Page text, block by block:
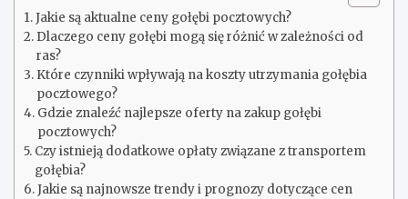
Jakie są aktualne ceny gołębi pocztowych?
Dlaczego ceny gołębi mogą się różnić w zależności od
ras?
Które czynniki wpływają na koszty utrzymania gołębia
pocztowego?
Gdzie znaleźć najlepsze oferty na zakup gołębi
pocztowych?
Czy istnieją dodatkowe opłaty związane z transportem
gołębia?
Jakie są najnowsze trendy i prognozy dotyczące cen